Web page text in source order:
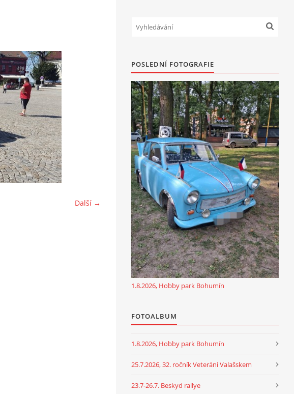
Další →
POSLEDNÍ FOTOGRAFIE
1.8.2026, Hobby park Bohumín
FOTOALBUM
1.8.2026, Hobby park Bohumín
25.7.2026, 32. ročník Veteráni Valašskem
23.7-26.7. Beskyd rallye